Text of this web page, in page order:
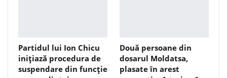
Partidul lui Ion Chicu
inițiază procedura de
suspendare din funcție
Două persoane din
dosarul Moldatsa,
plasate în arest